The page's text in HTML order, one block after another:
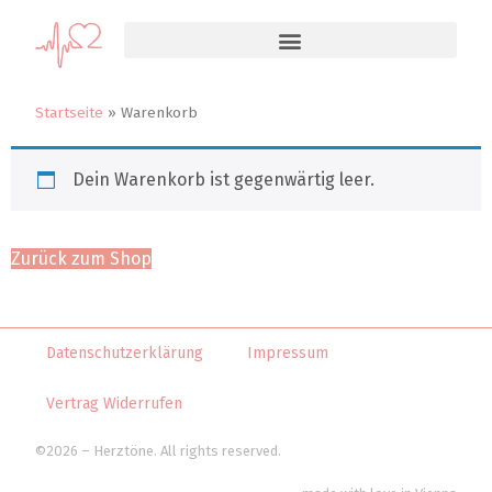
Startseite »Warenkorb
Dein Warenkorb ist gegenwärtig leer.
Zurück zum Shop
Datenschutzerklärung Impressum
Vertrag Widerrufen
©2026 – Herztöne. All rights reserved.